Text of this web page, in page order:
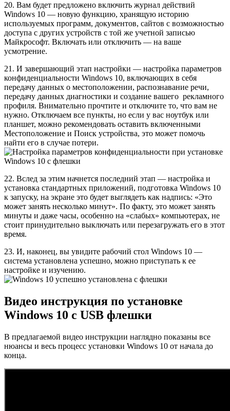
20. Вам будет предложено включить журнал действий
Windows 10 — новую функцию, хранящую историю
используемых программ, документов, сайтов с возможностью
доступа с других устройств с той же учетной записью
Майкрософт. Включать или отключить — на ваше
усмотрение.
21. И завершающий этап настройки — настройка параметров
конфиденциальности Windows 10, включающих в себя
передачу данных о местоположении, распознавание речи,
передачу данных диагностики и создание вашего рекламного
профиля. Внимательно прочтите и отключите то, что вам не
нужно. Отключаем все пункты, но если у вас ноутбук или
планшет, можно рекомендовать оставить включенными
Местоположение и Поиск устройства, это может помочь
найти его в случае потери.
22. Вслед за этим начнется последний этап — настройка и
установка стандартных приложений, подготовка Windows 10
к запуску, на экране это будет выглядеть как надпись: «Это
может занять несколько минут». По факту, это может занять
минуты и даже часы, особенно на «слабых» компьютерах, не
стоит принудительно выключать или перезагружать его в этот
время.
23. И, наконец, вы увидите рабочий стол Windows 10 —
система установлена успешно, можно приступать к ее
настройке и изучению.
Видео инструкция по установке
Windows 10 с USB флешки
В предлагаемой видео инструкции наглядно показаны все
нюансы и весь процесс установки Windows 10 от начала до
конца.